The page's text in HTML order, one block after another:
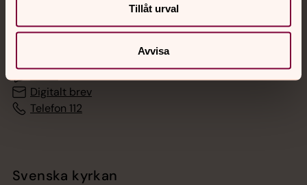
Tillåt urval
Avvisa
med en präst på kvällar och nätter.
Digitalt brev
Telefon 112
Svenska kyrkan